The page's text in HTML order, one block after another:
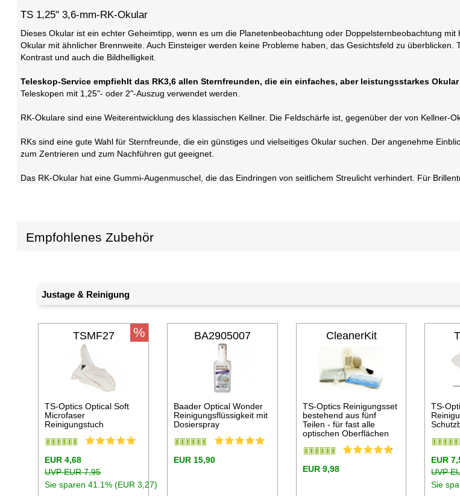
TS 1,25" 3,6-mm-RK-Okular
Dieses Okular ist ein echter Geheimtipp, wenn es um die Planetenbeobachtung oder Doppelsternbeobachtung
Okular mit ähnlicher Brennweite. Auch Einsteiger werden keine Probleme haben, das Gesichtsfeld zu
Kontrast und auch die Bildhelligkeit.
Teleskop-Service empfiehlt das RK3,6 allen Sternfreunden, die ein einfaches, aber leistungsstarkes
Teleskopen mit 1,25"- oder 2"-Auszug verwendet werden.
RK-Okulare sind eine Weiterentwicklung des klassischen Kellner. Die Feldschärfe ist, gegenüber der von Kellner-
RKs sind eine gute Wahl für Sternfreunde, die ein günstiges und vielseitiges Okular suchen. Der angenehme
zum Zentrieren und zum Nachführen gut geeignet.
Das RK-Okular hat eine Gummi-Augenmuschel, die das Eindringen von seitlichem Streulicht verhindert. Für
Empfohlenes Zubehör
Justage & Reinigung
TSMF27
TS-Optics Optical Soft
Microfaser
Reinigungstuch
EUR 4,68
UVP EUR 7,95
Sie sparen 41.1% (EUR 3,27)
% BA2905007
Baader Optical Wonder
Reinigungsflüssigkeit mit
Dosierspray
EUR 15,90
CleanerKit
TS-Optics Reinigungsset
bestehend aus fünf
Teilen - für fast alle
optischen Oberflächen
EUR 9,98
TS-
EUR
UVP
Sie